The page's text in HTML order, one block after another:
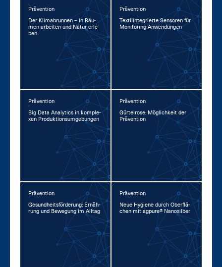
Prävention
Der Kli­ma­brun­nen – in Räu­
men ar­bei­ten und Na­tur er­le­
ben
Prävention
Tex­til­in­te­grier­te Sen­so­ren für
Mo­ni­to­ring-An­wen­dun­gen
Prävention
Big Da­ta Ana­lytics in kom­ple­
xen Pro­duk­ti­ons­um­ge­bun­gen
Prävention
Gür­tel­ro­se: Mög­lich­keit der
Prä­ven­ti­on
Prävention
Ge­sund­heits­för­de­rung: Er­näh­
rung und Be­we­gung im All­tag
Prävention
Neue Hy­gie­ne durch Ober­flä­
chen mit agpu­re® Na­no­sil­ber